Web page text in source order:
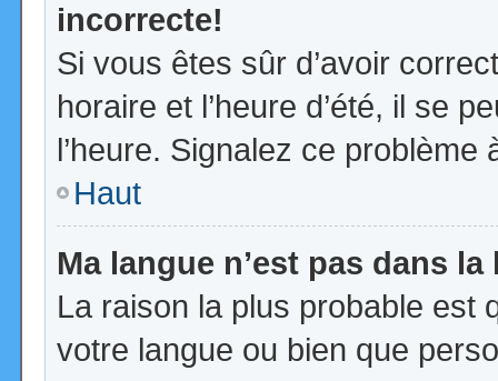
incorrecte!
Si vous êtes sûr d’avoir
horaire et l’heure d’été, il se
l’heure. Signalez ce problème
Haut
Ma langue n’est pas dans la
La raison la plus probable est
votre langue ou bien que